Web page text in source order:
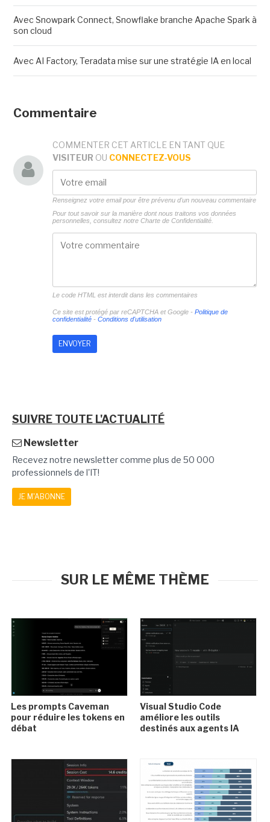
Avec Snowpark Connect, Snowflake branche Apache Spark à
son cloud
Avec AI Factory, Teradata mise sur une stratégie IA en local
Commentaire
COMMENTER CET ARTICLE EN TANT QUE
VISITEUR OU CONNECTEZ-VOUS
Renseignez votre email pour être prévenu d'un nouveau commentaire
Pour tout savoir sur la manière dont nous traitons vos données
personnelles, consultez notre Charte de Confidentialité.
Le code HTML est interdit dans les commentaires
Ce site est protégé par reCAPTCHA et Google - Politique de
confidentialité- Conditions d'utilisation
SUIVRE TOUTE L'ACTUALITÉ
Newsletter
Recevez notre newsletter comme plus de 50 000
professionnels de l'IT!
JE M'ABONNE
SUR LE MÊME THÈME
Les prompts Caveman
pour réduire les tokens en
débat
Visual Studio Code
améliore les outils
destinés aux agents IA